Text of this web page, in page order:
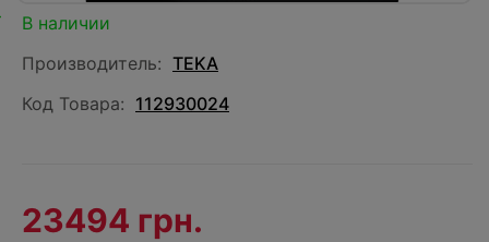
В наличии
Производитель: TEKA
Код Товара: 112930024
23494 грн.